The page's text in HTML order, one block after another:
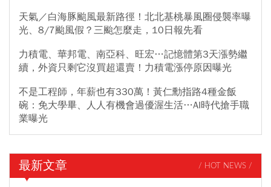
天氣／白海豚颱風最新路徑！北北基桃暴風圈侵襲率曝
光、8/7颱風假？三颱怎麼走，10日報先看
力積電、華邦電、南亞科、旺宏…記憶體第3天漲勢繼
續，外資只剩它沒買超還賣！力積電漲停原因曝光
不是工程師，年薪也有330萬！黃仁勳指路4種金飯
碗：免大學畢、人人有機會過優渥生活…AI時代搶手職
業曝光
最新文章 / HOT NEWS /